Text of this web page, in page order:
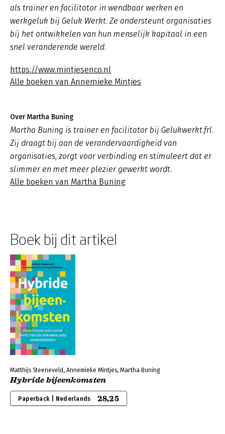
als trainer en facilitator in wendbaar werken en
werkgeluk bij Geluk Werkt. Ze ondersteunt organisaties
bij het ontwikkelen van hun menselijk kapitaal in een
snel veranderende wereld.
https://www.mintjesenco.nl
Alle boeken van Annemieke Mintjes
Over Martha Buning
Martha Buning is trainer en facilitator bij Gelukwerkt.frl.
Zij draagt bij aan de verandervaardigheid van
organisaties, zorgt voor verbinding en stimuleert dat er
slimmer en met meer plezier gewerkt wordt.
Alle boeken van Martha Buning
Boek bij dit artikel
Matthijs Steeneveld, Annemieke Mintjes, Martha Buning
Hybride bijeenkomsten
Paperback | Nederlands 28,25